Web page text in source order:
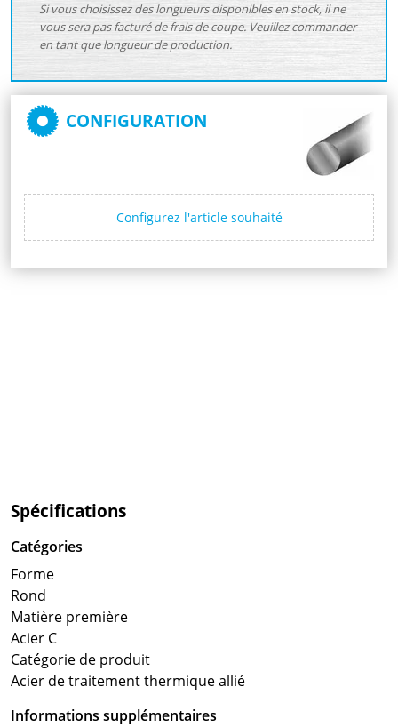
Si vous choisissez des longueurs disponibles en stock, il ne
vous sera pas facturé de frais de coupe. Veuillez commander
en tant que longueur de production.
CONFIGURATION
Configurez l'article souhaité
Spécifications
Catégories
Forme
Rond
Matière première
Acier C
Catégorie de produit
Acier de traitement thermique allié
Informations supplémentaires